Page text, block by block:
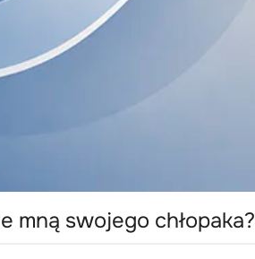
mną swojego chłopaka?